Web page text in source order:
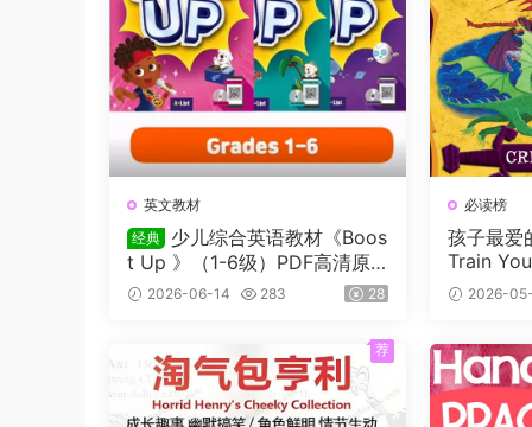
英文教材
经典
少儿综合英语教材《Boos
t Up 》（1-6级）PDF高清原
版教材，学生书+课本答案试题
+音频等，适合7-16岁学生
2026-06-14 283 28
必读榜
孩子最爱
Train
12册+电
画，蓝
2026-
荐